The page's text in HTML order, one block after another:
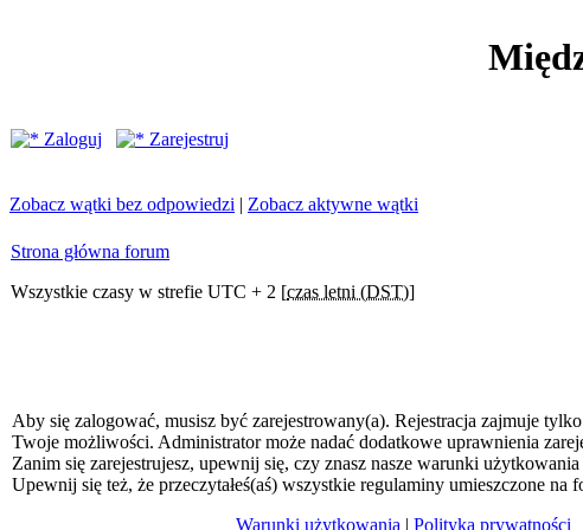
Zaloguj
Zarejestruj
Zobacz wątki bez odpowiedzi | Zobacz aktywne wątki
Strona główna forum
Wszystkie czasy w strefie UTC + 2 [czas letni (DST)]
Aby się zalogować, musisz być zarejestrowany(a). Rejestracja zajmuje
Twoje możliwości. Administrator może nadać dodatkowe uprawnienia
Zanim się zarejestrujesz, upewnij się, czy znasz nasze warunki
Upewnij się też, że przeczytałeś(aś) wszystkie regulaminy umieszczone na
Warunki użytkowania | Polityka prywatności